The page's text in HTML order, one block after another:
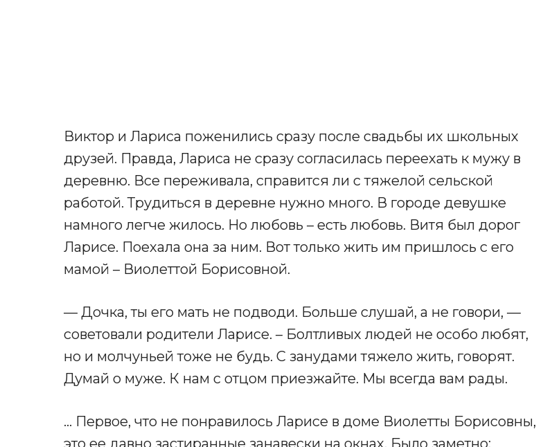
Виктор и Лариса поженились сразу после свадьбы их школьных
друзей. Правда, Лариса не сразу согласилась переехать к мужу в
деревню. Все переживала, справится ли с тяжелой сельской
работой. Трудиться в деревне нужно много. В городе девушке
намного легче жилось. Но любовь – есть любовь. Витя был дорог
Ларисе. Поехала она за ним. Вот только жить им пришлось с его
мамой – Виолеттой Борисовной.
— Дочка, ты его мать не подводи. Больше слушай, а не говори, —
советовали родители Ларисе. – Болтливых людей не особо любят,
но и молчуньей тоже не будь. С занудами тяжело жить, говорят.
Думай о муже. К нам с отцом приезжайте. Мы всегда вам рады.
… Первое, что не понравилось Ларисе в доме Виолетты Борисовны,
это ее давно застиранные занавески на окнах. Было заметно: